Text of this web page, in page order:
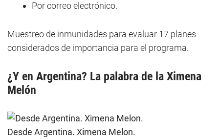
Por correo electrónico.
Muestreo de inmunidades para evaluar 17 planes
considerados de importancia para el programa.
¿Y en Argentina? La palabra de la Ximena
Melón
Desde Argentina. Ximena Melon.